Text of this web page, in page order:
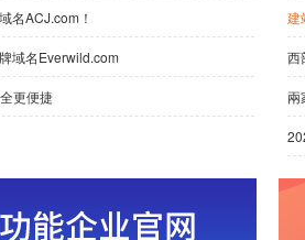
名ACJ.com！
域名Everwild.com
更便捷
建
西
兩